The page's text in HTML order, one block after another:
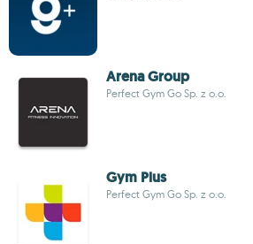
Arena Group
Perfect Gym Go Sp. z o.o.
Gym Plus
Perfect Gym Go Sp. z o.o.